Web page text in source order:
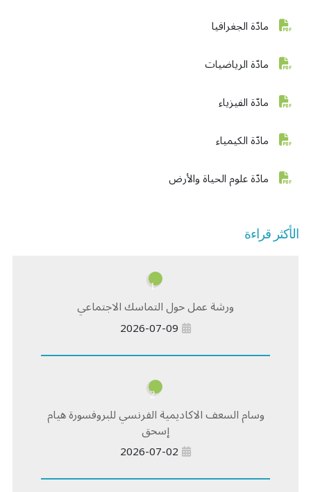
مادّة الجغرافيا
مادّة الرياضيات
مادّة الفيزياء
مادّة الكيمياء
مادّة علوم الحياة والأرض
الأكثر قراءة
1
ورشة عمل حول التماسك الاجتماعي
2026-07-09
2
وسام السعف الاكاديمية الفرنسي للبروفسورة هيام
إسحق
2026-07-02